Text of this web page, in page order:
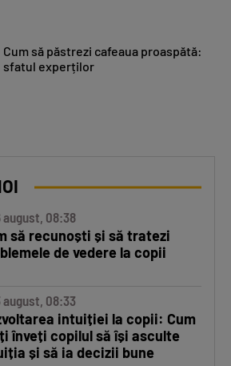
Cum să păstrezi cafeaua proaspătă:
sfatul experților
august, 08:38
să recunoști și să tratezi
de vedere la copii
august, 08:33
intuiției la copii: Cum
înveți copilul să își asculte
și să ia decizii bune